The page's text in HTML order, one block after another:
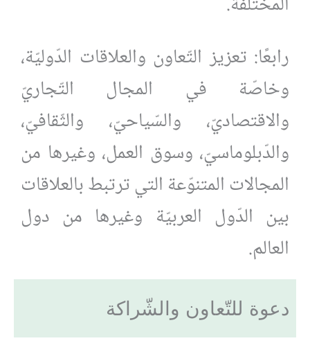
رابعًا: تعزيز التّعاون والعلاقات الدّوليّة،
وخاصّة في المجال التّجاريّ
والاقتصاديّ، والسّياحيّ، والثّقافيّ،
والدّبلوماسيّ، وسوق العمل، وغيرها من
المجالات المتنوّعة التي ترتبط بالعلاقات
بين الدّول العربيّة وغيرها من دول
العالم.
دعوة للتّعاون والشّراكة